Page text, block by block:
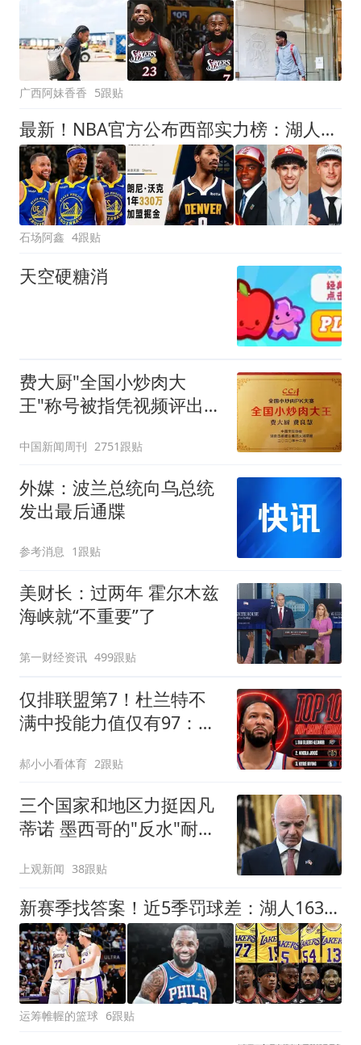
广西阿妹香香 5跟贴
最新！NBA官方公布西部实力榜：湖人第4、勇士第10！
石场阿鑫 4跟贴
天空硬糖消
费大厨"全国小炒肉大
王"称号被指凭视频评出
中国新闻周刊 2751跟贴
外媒：波兰总统向乌总统
发出最后通牒
参考消息 1跟贴
美财长：过两年 霍尔木兹
海峡就“不重要”了
第一财经资讯 499跟贴
仅排联盟第7！杜兰特不
满中投能力值仅有97：我
郝小小看体育 2跟贴
三个国家和地区力挺因凡
蒂诺 墨西哥的"反水"耐人
上观新闻 38跟贴
新赛季找答案！近5季罚球差：湖人1635个断崖第一！
运筹帷幄的篮球 6跟贴